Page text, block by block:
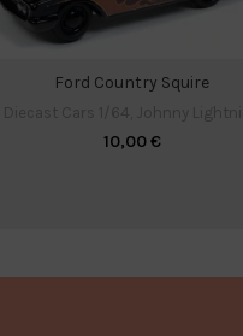
Ford Country Squire
10,00€